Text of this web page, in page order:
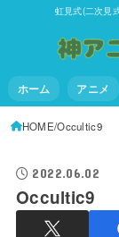
虹見式(二次見
ホーム アニメ
HOME Occultic9
2022.06.02
Occultic9